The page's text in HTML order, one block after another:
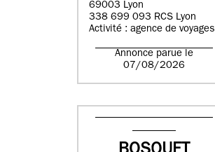
69003 Lyon
338 699 093 RCS Lyon
Activité : agence de voyages
Annonce parue le
07/08/2026